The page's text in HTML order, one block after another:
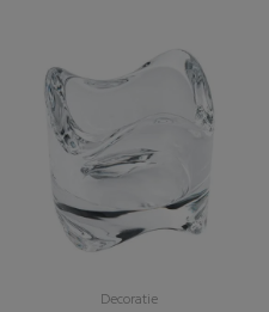
Decoratie